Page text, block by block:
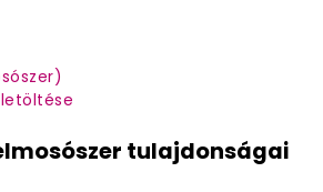
felmosószer tulajdonságai